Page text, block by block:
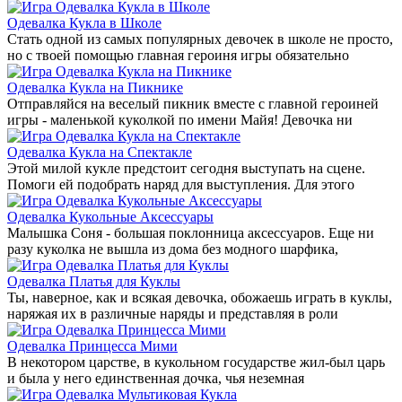
Одевалка Кукла в Школе
Стать одной из самых популярных девочек в школе не просто,
но с твоей помощью главная героиня игры обязательно
Одевалка Кукла на Пикнике
Отправляйся на веселый пикник вместе с главной героиней
игры - маленькой куколкой по имени Майя! Девочка ни
Одевалка Кукла на Спектакле
Этой милой кукле предстоит сегодня выступать на сцене.
Помоги ей подобрать наряд для выступления. Для этого
Одевалка Кукольные Аксессуары
Малышка Соня - большая поклонница аксессуаров. Еще ни
разу куколка не вышла из дома без модного шарфика,
Одевалка Платья для Куклы
Ты, наверное, как и всякая девочка, обожаешь играть в куклы,
наряжая их в различные наряды и представляя в роли
Одевалка Принцесса Мими
В некотором царстве, в кукольном государстве жил-был царь
и была у него единственная дочка, чья неземная